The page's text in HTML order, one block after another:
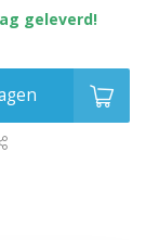
geleverd!